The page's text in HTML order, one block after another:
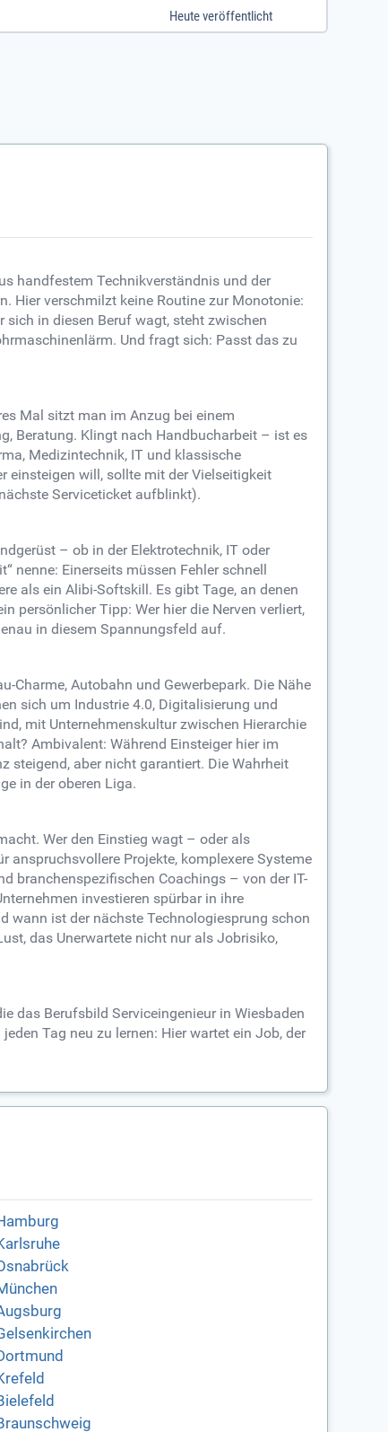
Heute veröffentlicht
handfestem Technikverständnis und der
Hier verschmilzt keine Routine zur Monotonie:
in diesen Beruf wagt, steht zwischen
Und fragt sich: Passt das zu
Mal sitzt man im Anzug bei einem
Beratung. Klingt nach Handbucharbeit – ist es
Medizintechnik, IT und klassische
einsteigen will, sollte mit der Vielseitigkeit
Serviceticket aufblinkt).
– ob in der Elektrotechnik, IT oder
nenne: Einerseits müssen Fehler schnell
als ein Alibi-Softskill. Es gibt Tage, an denen
persönlicher Tipp: Wer hier die Nerven verliert,
in diesem Spannungsfeld auf.
Autobahn und Gewerbepark. Die Nähe
sich um Industrie 4.0, Digitalisierung und
mit Unternehmenskultur zwischen Hierarchie
Ambivalent: Während Einsteiger hier im
steigend, aber nicht garantiert. Die Wahrheit
in der oberen Liga.
Wer den Einstieg wagt – oder als
Projekte, komplexere Systeme
branchenspezifischen Coachings – von der IT-
investieren spürbar in ihre
wann ist der nächste Technologiesprung schon
das Unerwartete nicht nur als Jobrisiko,
das Berufsbild Serviceingenieur in Wiesbaden
Tag neu zu lernen: Hier wartet ein Job, der